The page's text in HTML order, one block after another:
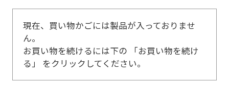
現在、買い物かごには製品が入っておりませ
ん。
お買い物を続けるには下の 「お買い物を続け
る」 をクリックしてください。